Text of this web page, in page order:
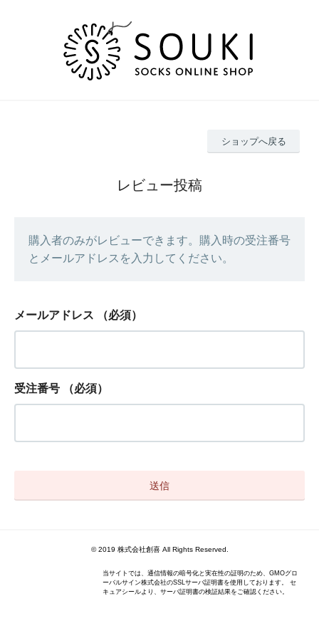
ショップへ戻る
レビュー投稿
購入者のみがレビューできます。購入時の受注番号
とメールアドレスを入力してください。
メールアドレス （必須）
受注番号 （必須）
© 2019 株式会社創喜 All Rights Reserved.
当サイトでは、通信情報の暗号化と実在性の証明のため、GMOグロ
ーバルサイン株式会社のSSLサーバ証明書を使用しております。 セ
キュアシールより、サーバ証明書の検証結果をご確認ください。